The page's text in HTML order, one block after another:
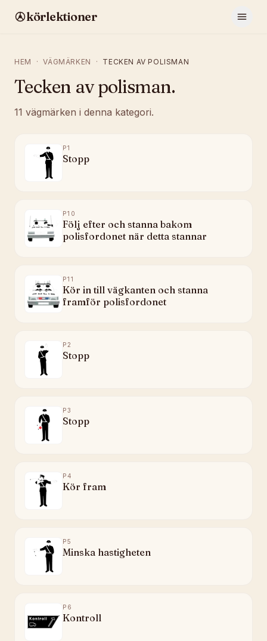
körlektioner
HEM · VÄGMÄRKEN · TECKEN AV POLISMAN
Tecken av polisman.
11 vägmärken i denna kategori.
P1
Stopp
P10
Följ efter och stanna bakom
polisfordonet när detta stannar
P11
Kör in till vägkanten och stanna
framför polisfordonet
P2
Stopp
P3
Stopp
P4
Kör fram
P5
Minska hastigheten
P6
Kontroll